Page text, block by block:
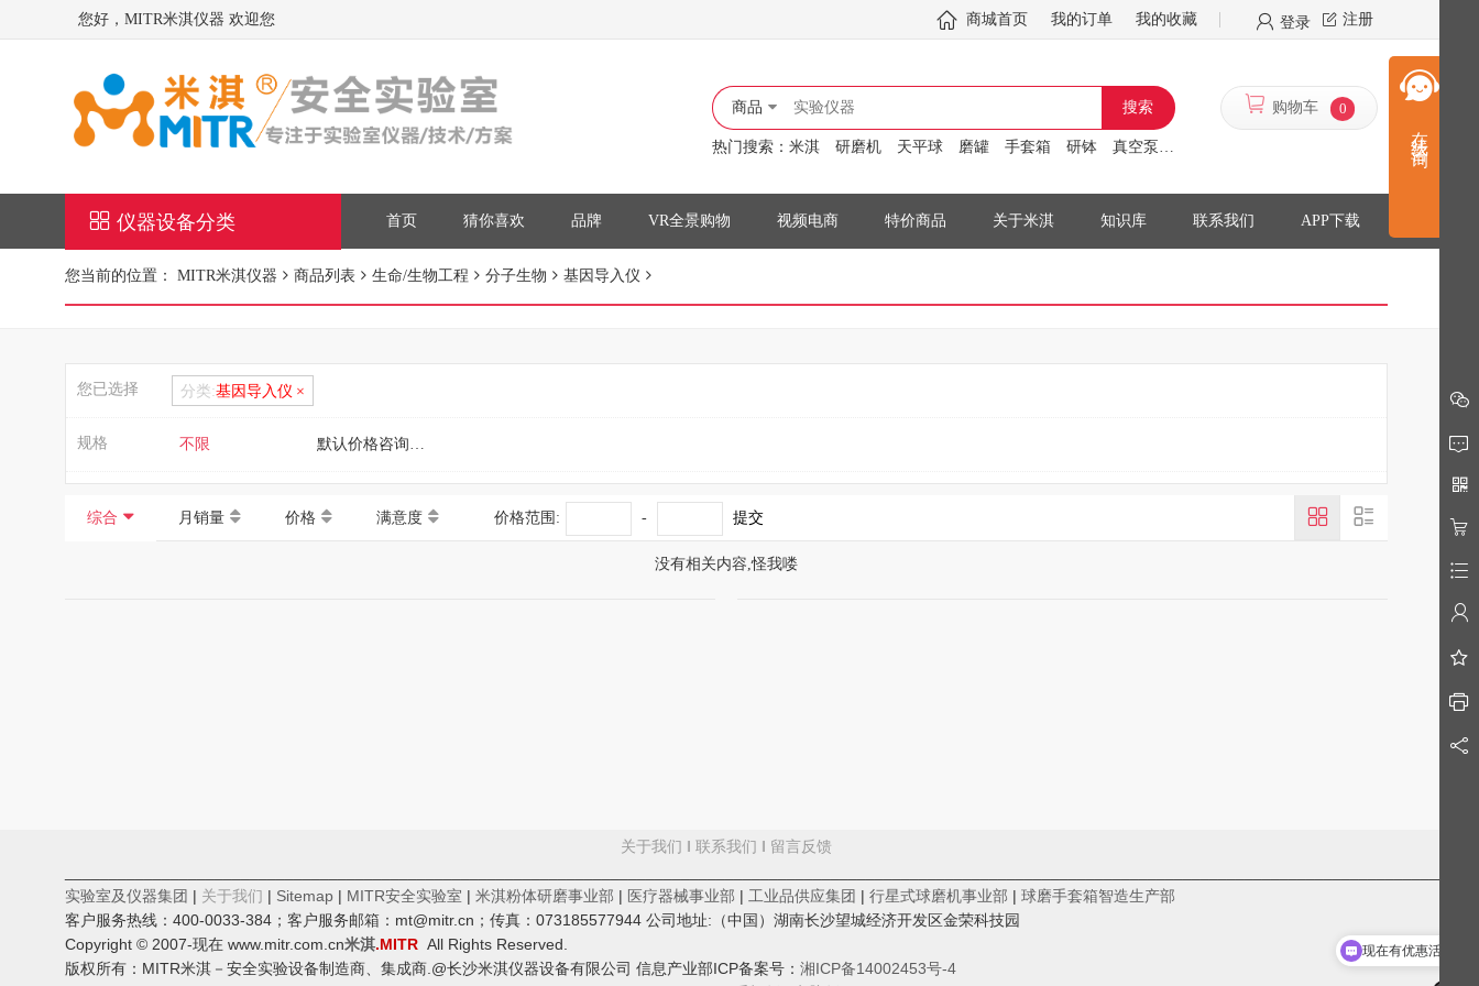
您好，MITR米淇仪器 欢迎您 商城首页 我的订单 我的收藏 登录 注册
商品 搜索
热门搜索：米淇 研磨机 天平球 磨罐 手套箱 研钵 真空泵
购物车 0
仪器设备分类 首页 猜你喜欢 品牌 VR全景购物 视频电商 特价商品 关于米淇 知识库 联系我们 APP下载
您当前的位置： MITR米淇仪器 商品列表 生命/生物工程 分子生物 基因导入仪
您已选择 分类:基因导入仪
规格 不限 默认价格咨询客服
综合 月销量 价格 满意度 价格范围: - 提交
没有相关内容,怪我喽
关于我们 联系我们 留言反馈
实验室及仪器集团 | 关于我们 | Sitemap| MITR安全实验室 | 米淇粉体研磨事业部 | 医疗器械事业部 | 工业品供应集团 | 行星式球磨机事业部 | 球磨手套箱智造生产部
客户服务热线：400-0033-384；客户服务邮箱：mt@mitr.cn；传真：073185577944 公司地址:（中国）湖南长沙望城经济开发区金荣科技园
Copyright © 2007-现在 www.mitr.com.cn米淇.MITR All Rights Reserved.
版权所有：MITR米淇－安全实验设备制造商、集成商.@长沙米淇仪器设备有限公司 信息产业部ICP备案号： 湘ICP备14002453号-4
在线咨询
可以介绍下你们的产品么？
现在有优惠活动吗